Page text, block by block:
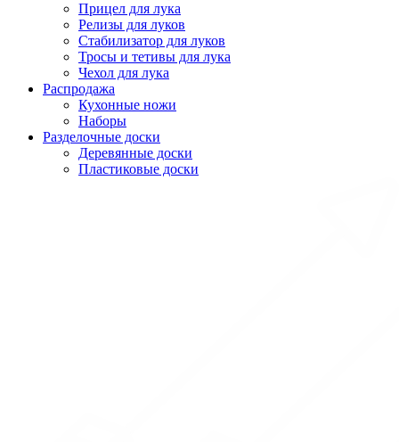
Прицел для лука
Релизы для луков
Стабилизатор для луков
Тросы и тетивы для лука
Чехол для лука
Распродажа
Кухонные ножи
Наборы
Разделочные доски
Деревянные доски
Пластиковые доски